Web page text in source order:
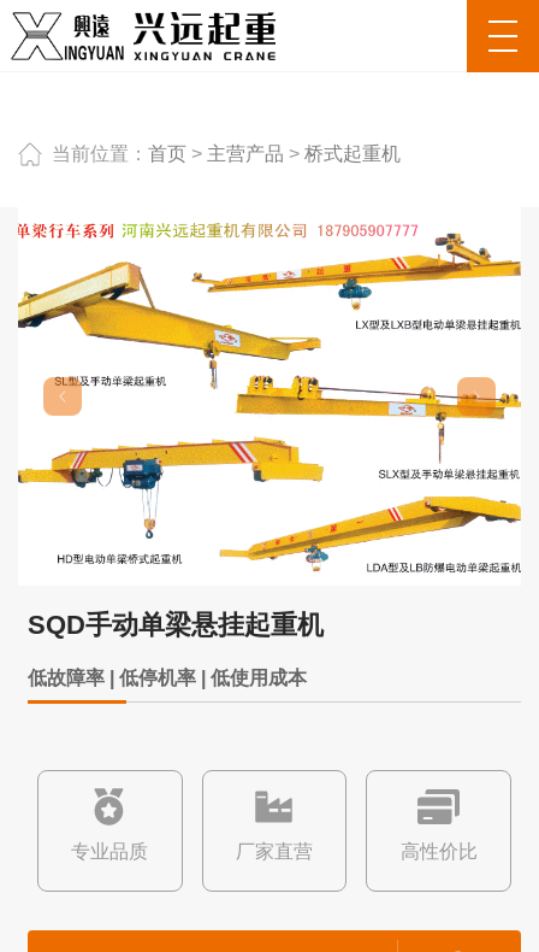
当前位置： 首页 > 主营产品 > 桥式起重机
SQD手动单梁悬挂起重机
低故障率 | 低停机率 | 低使用成本
专业品质 厂家直营 高性价比